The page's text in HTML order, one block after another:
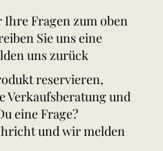
Fragen zum oben
Sie uns eine
uns zurück
reservieren,
Verkaufsberatung und
eine Frage?
und wir melden